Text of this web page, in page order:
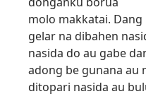
molo makkatai.
gelar na dibahen
nasida do au gabe
adong be gunana au
ditopari nasida au